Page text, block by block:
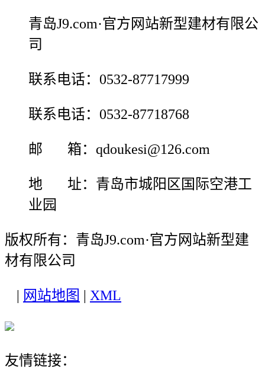
青岛J9.com·官方网站新型建材有限公
司
联系电话：0532-87717999
联系电话：0532-87718768
邮 箱：qdoukesi@126.com
地 址：青岛市城阳区国际空港工
业园
版权所有：青岛J9.com·官方网站新型建
材有限公司
网站地图 XML
友情链接：